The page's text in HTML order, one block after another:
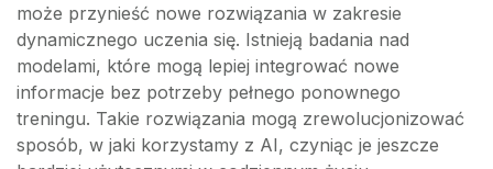
może przynieść nowe rozwiązania w zakresie
dynamicznego uczenia się. Istnieją badania nad
modelami, które mogą lepiej integrować nowe
informacje bez potrzeby pełnego ponownego
treningu. Takie rozwiązania mogą zrewolucjonizować
sposób, w jaki korzystamy z AI, czyniąc je jeszcze